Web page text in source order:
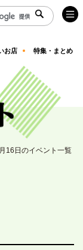
お店 特集・まとめ
16日のイベント一覧